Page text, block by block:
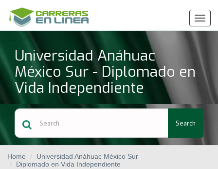
Ver
Menú
Universidad Anáhuac
México Sur - Diplomado en
Vida Independiente
Search
Home
Universidad Anáhuac México Sur
Diplomado en Vida Independiente